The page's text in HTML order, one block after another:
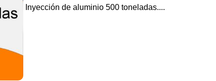
Inyección de aluminio 500 toneladas....